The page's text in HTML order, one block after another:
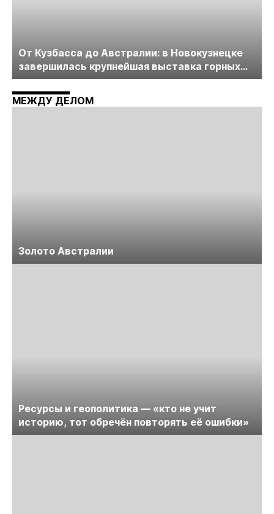
От Кузбасса до Австралии: в Новокузнецке
завершилась крупнейшая выставка горных
технологий «Недра России. Уголь России и
Майнинг»
МЕЖДУ ДЕЛОМ
Золото Австралии
Ресурсы и геополитика — «кто не учит
историю, тот обречён повторять её ошибки»